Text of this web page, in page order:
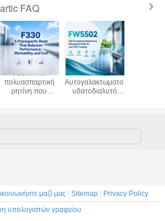
FAQ
F330: Μια
πολυασπαρτική
ρητίνη που
το κόστος
FW5502:
Αυτογαλακτωματοποιούμενη
υδατοδιαλυτή
χαμηλής
VOC
μαζί μας | Sitemap | Privacy Policy
υπολογιστών γραφείου